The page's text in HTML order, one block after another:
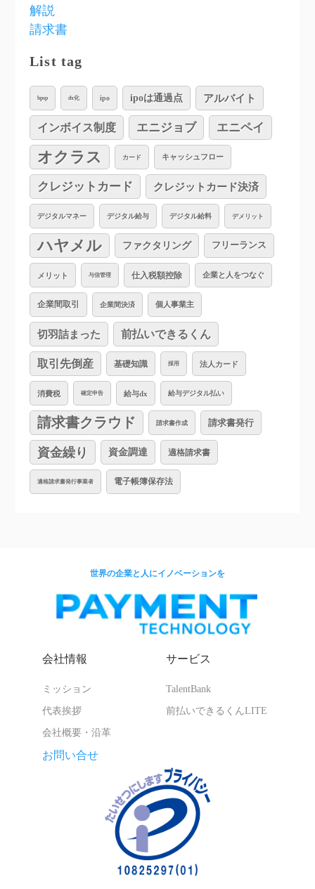
解説
請求書
List tag
bpsp dx化 ipo ipoは通過点 アルバイト
インボイス制度 エニジョブ エニペイ
オクラス カード キャッシュフロー
クレジットカード クレジットカード決済
デジタルマネー デジタル給与 デジタル給料 デメリット
ハヤメル ファクタリング フリーランス
メリット 与信管理 仕入税額控除 企業と人をつなぐ
企業間取引 企業間決済 個人事業主
切羽詰まった 前払いできるくん
取引先倒産 基礎知識 採用 法人カード
消費税 確定申告 給与dx 給与デジタル払い
請求書クラウド 請求書作成 請求書発行
資金繰り 資金調達 適格請求書
適格請求書発行事業者 電子帳簿保存法
世界の企業と人にイノベーションを
会社情報
ミッション
代表挨拶
会社概要・沿革
サービス
TalentBank
前払いできるくんLITE
お問い合せ